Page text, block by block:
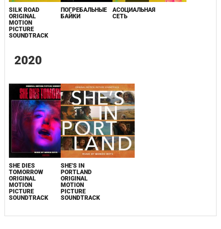
SILK ROAD
ORIGINAL
MOTION
PICTURE
SOUNDTRACK
ПОГРЕБАЛЬНЫЕ
БАЙКИ
АСОЦИАЛЬНАЯ
СЕТЬ
2020
SHE DIES
TOMORROW
ORIGINAL
MOTION
PICTURE
SOUNDTRACK
SHE'S IN
PORTLAND
ORIGINAL
MOTION
PICTURE
SOUNDTRACK